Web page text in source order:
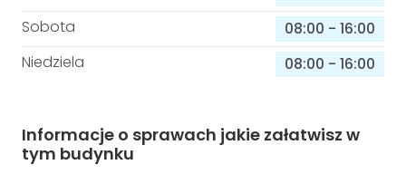
Sobota
08:00 - 16:00
Niedziela
08:00 - 16:00
Informacje o sprawach jakie załatwisz w
tym budynku